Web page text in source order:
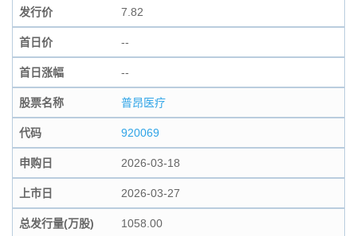
发行价 7.82
首日价 --
首日涨幅 --
股票名称 普昂医疗
代码 920069
申购日 2026-03-18
上市日 2026-03-27
总发行量(万股) 1058.00